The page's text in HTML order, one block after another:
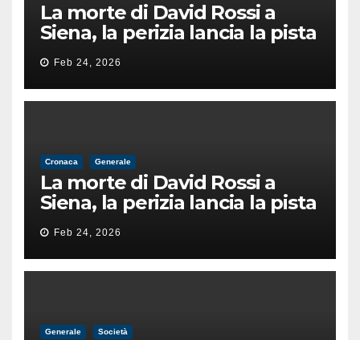
La morte di David Rossi a
Siena, la perizia lancia la pista
di un’intimidazione finita
male
Feb 24, 2026
Cronaca Generale
La morte di David Rossi a
Siena, la perizia lancia la pista
di un’intimidazione finita
male
Feb 24, 2026
Generale Società